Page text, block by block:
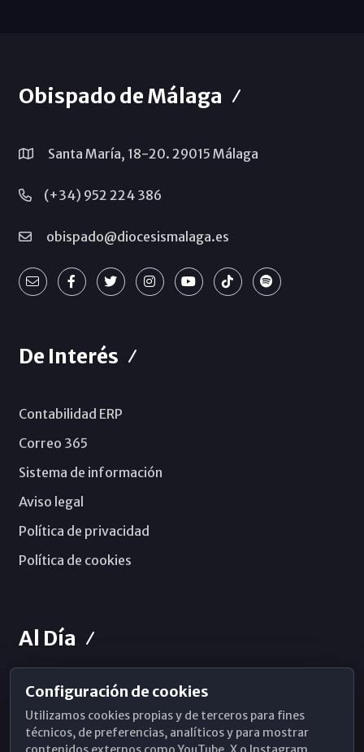
Obispado de Málaga
Santa María, 18-20. 29015 Málaga
(+34) 952 224 386
obispado@diocesismalaga.es
De Interés
Contabilidad ERP
Correo 365
Sistema de información
Aviso legal
Política de privacidad
Política de cookies
Al Día
Horarios de Misa
Hemeroteca
Configuración de cookies
Utilizamos cookies propias y de terceros para fines
técnicos, de preferencias, analíticos y para mostrar